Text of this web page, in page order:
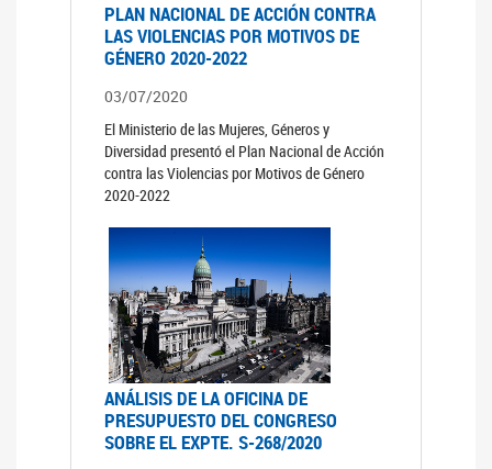
PLAN NACIONAL DE ACCIÓN CONTRA
LAS VIOLENCIAS POR MOTIVOS DE
GÉNERO 2020-2022
03/07/2020
El Ministerio de las Mujeres, Géneros y
Diversidad presentó el Plan Nacional de Acción
contra las Violencias por Motivos de Género
2020-2022
ANÁLISIS DE LA OFICINA DE
PRESUPUESTO DEL CONGRESO
SOBRE EL EXPTE. S-268/2020